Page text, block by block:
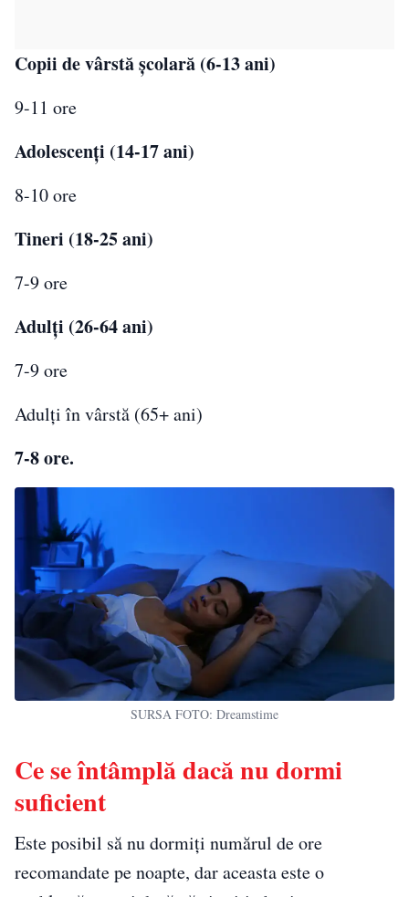
Copii de vârstă școlară (6-13 ani)
9-11 ore
Adolescenți (14-17 ani)
8-10 ore
Tineri (18-25 ani)
7-9 ore
Adulți (26-64 ani)
7-9 ore
Adulți în vârstă (65+ ani)
7-8 ore.
SURSA FOTO: Dreamstime
Ce se întâmplă dacă nu dormi
suficient
Este posibil să nu dormiți numărul de ore
recomandate pe noapte, dar aceasta este o